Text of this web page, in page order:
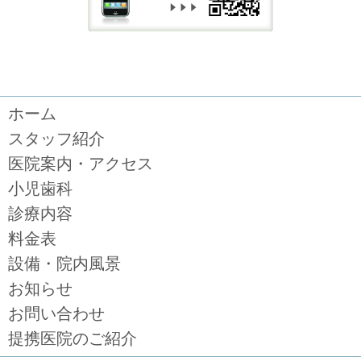
ホーム
スタッフ紹介
医院案内・アクセス
小児歯科
診療内容
料金表
設備・院内風景
お知らせ
お問い合わせ
提携医院のご紹介